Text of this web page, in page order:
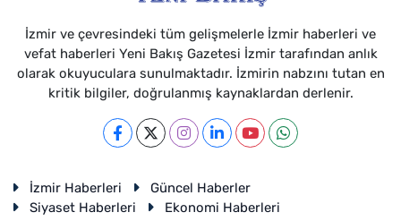
İzmir ve çevresindeki tüm gelişmelerle İzmir haberleri ve
vefat haberleri Yeni Bakış Gazetesi İzmir tarafından anlık
olarak okuyuculara sunulmaktadır. İzmirin nabzını tutan en
kritik bilgiler, doğrulanmış kaynaklardan derlenir.
İzmir Haberleri
Güncel Haberler
Siyaset Haberleri
Ekonomi Haberleri